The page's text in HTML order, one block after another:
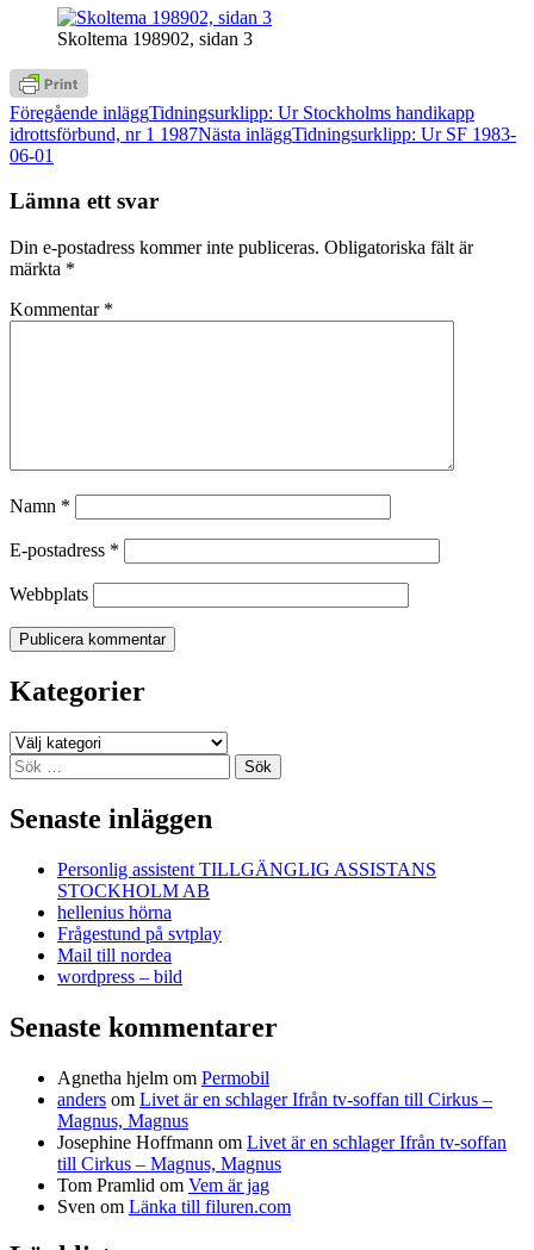
Skoltema 198902, sidan 3
Inläggsnavigering
Föregående inläggTidningsurklipp: Ur Stockholms handikapp
idrottsförbund, nr 1 1987Nästa inläggTidningsurklipp: Ur SF 1983-
06-01
Lämna ett svar
Din e-postadress kommer inte publiceras. Obligatoriska fält är
märkta *
Kommentar *
Namn *
E-postadress *
Webbplats
Kategorier
Kategorier
Sök
efter:
Senaste inläggen
Personlig assistent TILLGÄNGLIG ASSISTANS
STOCKHOLM AB
hellenius hörna
Frågestund på svtplay
Mail till nordea
wordpress – bild
Senaste kommentarer
Agnetha hjelm om Permobil
anders om Livet är en schlager Ifrån tv-soffan till Cirkus –
Magnus, Magnus
Josephine Hoffmann om Livet är en schlager Ifrån tv-soffan
till Cirkus – Magnus, Magnus
Tom Pramlid om Vem är jag
Sven om Länka till filuren.com